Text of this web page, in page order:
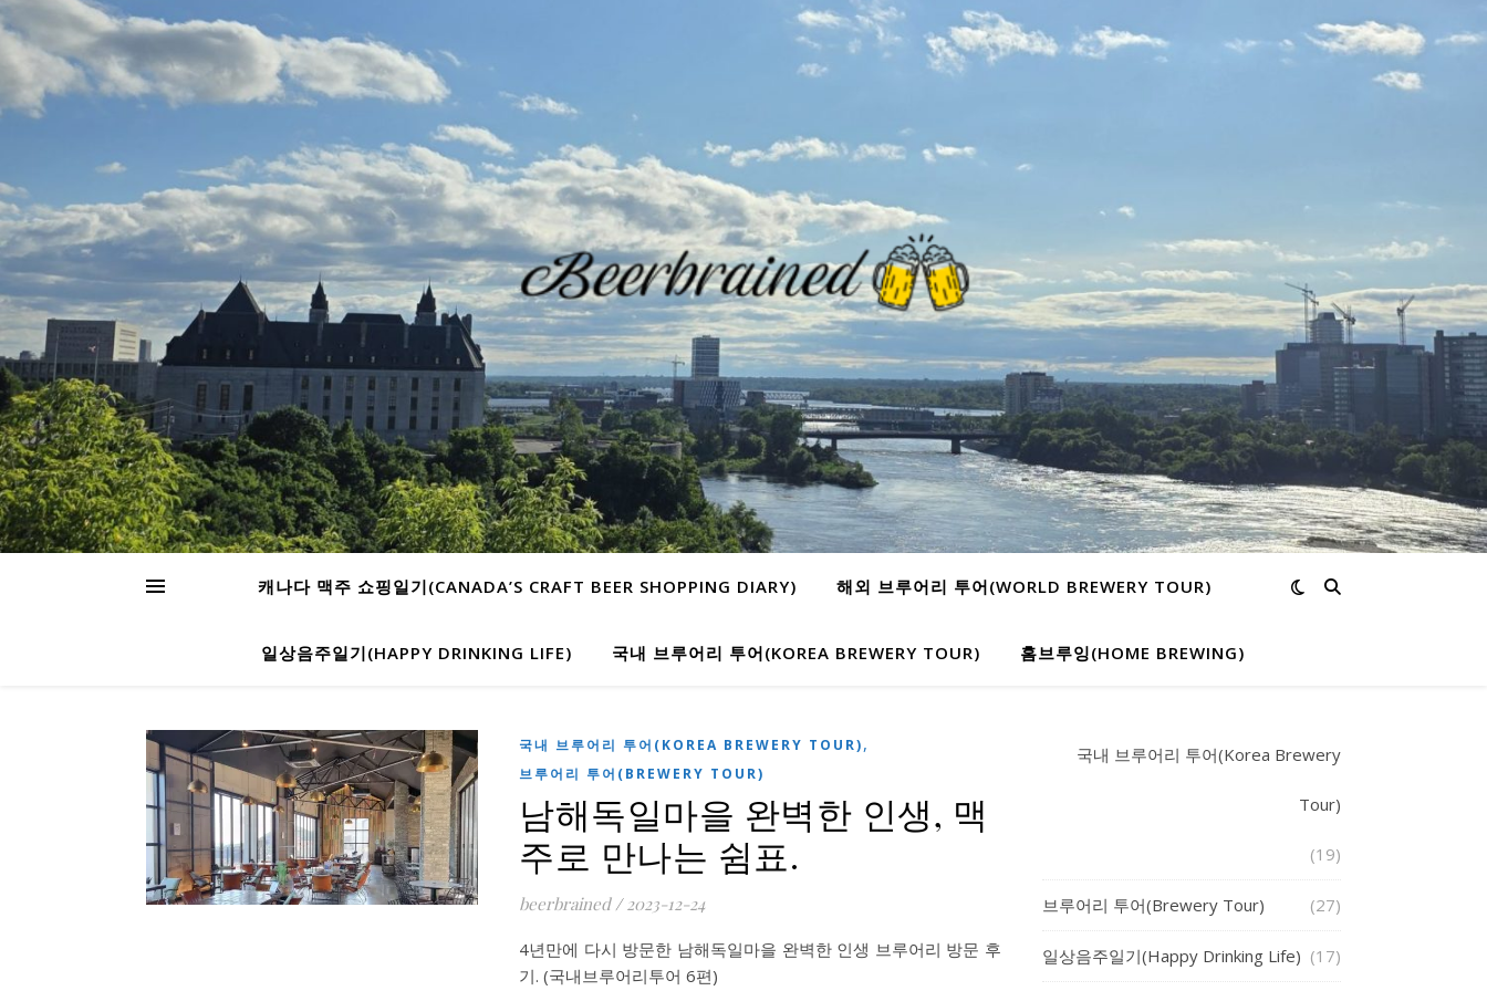
캐나다 맥주 쇼핑일기(CANADA’S CRAFT BEER SHOPPING DIARY) 해외 브루어리 투어(WORLD BREWERY TOUR)
일상음주일기(HAPPY DRINKING LIFE) 국내 브루어리 투어(KOREA BREWERY TOUR) 홈브루잉(HOME BREWING)
국내 브루어리 투어(KOREA BREWERY TOUR),
브루어리 투어(BREWERY TOUR)
남해독일마을 완벽한 인생, 맥
주로 만나는 쉼표.
beerbrained / 2023-12-24
4년만에 다시 방문한 남해독일마을 완벽한 인생 브루어리 방문 후
기. (국내브루어리투어 6편)
국내 브루어리 투어(Korea Brewery
Tour)
(19)
브루어리 투어(Brewery Tour) (27)
일상음주일기(Happy Drinking Life) (17)